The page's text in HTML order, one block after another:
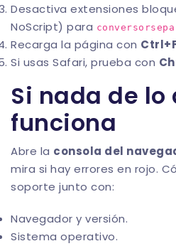
Desactiva extensiones
NoScript) para
Recarga la página con
Si usas Safari, prueba con
Si nada de
funciona
Abre la consola del
mira si hay errores en rojo.
soporte junto con:
Navegador y versión.
Sistema operativo.